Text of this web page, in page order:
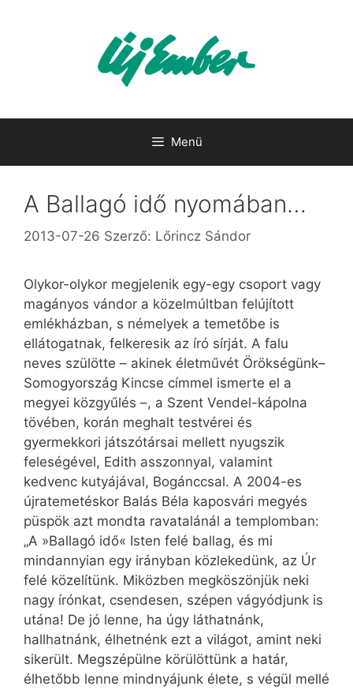
Menü
A Ballagó idő nyomában…
2013-07-26 Szerző: Lőrincz Sándor
Olykor-olykor megjelenik egy-egy csoport vagy
magányos vándor a közelmúltban felújított
emlékházban, s némelyek a temetőbe is
ellátogatnak, felkeresik az író sírját. A falu
neves szülötte – akinek életművét Örökségünk–
Somogyország Kincse címmel ismerte el a
megyei közgyűlés –, a Szent Vendel-kápolna
tövében, korán meghalt testvérei és
gyermekkori játszótársai mellett nyugszik
feleségével, Edith asszonnyal, valamint
kedvenc kutyájával, Bogánccsal. A 2004-es
újratemetéskor Balás Béla kaposvári megyés
püspök azt mondta ravatalánál a templomban:
„A »Ballagó idő« Isten felé ballag, és mi
mindannyian egy irányban közlekedünk, az Úr
felé közelítünk. Miközben megköszönjük neki
nagy írónkat, csendesen, szépen vágyódjunk is
utána! De jó lenne, ha úgy láthatnánk,
hallhatnánk, élhetnénk ezt a világot, amint neki
sikerült. Megszépülne körülöttünk a határ,
élhetőbb lenne mindnyájunk élete, s végül mellé